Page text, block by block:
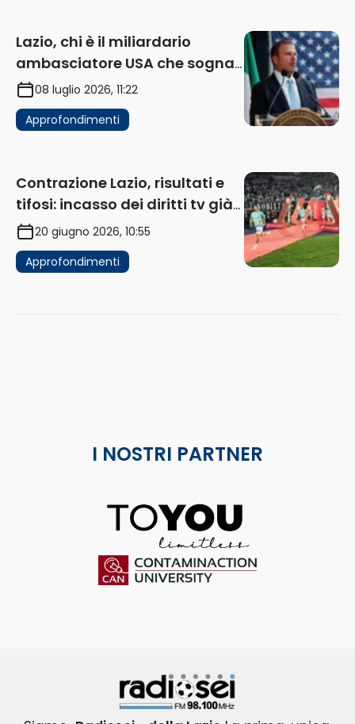
Lazio, chi è il miliardario
ambasciatore USA che sogna
di acquistare un club in Italia
08 luglio 2026, 11:22
Approfondimenti
Contrazione Lazio, risultati e
tifosi: incasso dei diritti tv già
in flessione
20 giugno 2026, 10:55
Approfondimenti
I NOSTRI PARTNER
ToYou